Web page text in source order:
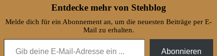
Entdecke mehr von Stehblog
Melde dich für ein Abonnement an, um die neuesten Beiträge per E-
Mail zu erhalten.
Gib deine E-Mail-Adresse ein ...
Abonnieren